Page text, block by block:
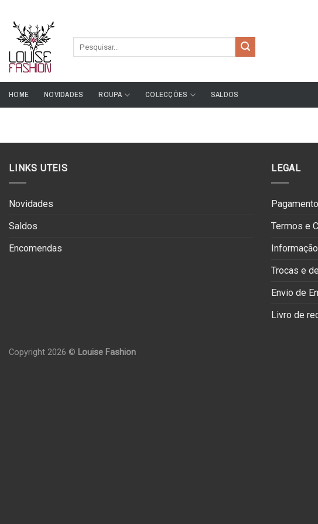
content
HOME NOVIDADES ROUPA COLECÇÕES SALDOS
LINKS UTEIS
Novidades
Saldos
Encomendas
LEGAL
Termos e
Trocas e
Envio de
Livro de
Copyright 2026 © Louise Fashion